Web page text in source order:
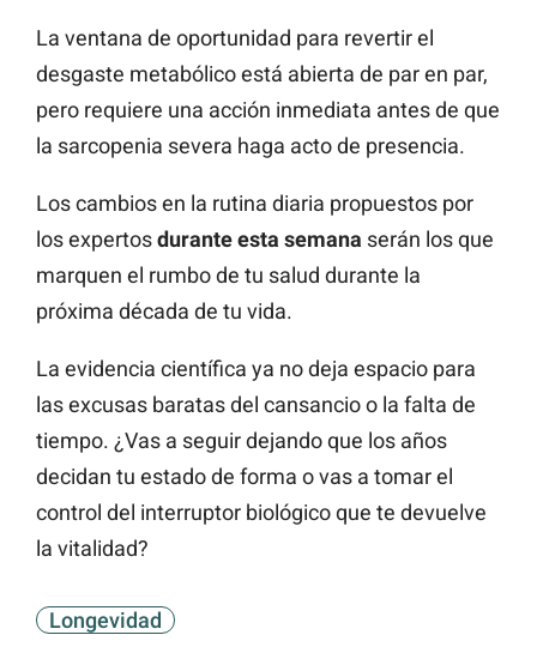
La ventana de oportunidad para revertir el
desgaste metabólico está abierta de par en par,
pero requiere una acción inmediata antes de que
la sarcopenia severa haga acto de presencia.
Los cambios en la rutina diaria propuestos por
los expertosdurante esta semana serán los que
marquen el rumbo de tu salud durante la
próxima década de tu vida.
La evidencia científica ya no deja espacio para
las excusas baratas del cansancio o la falta de
tiempo. ¿Vas a seguir dejando que los años
decidan tu estado de forma o vas a tomar el
control del interruptor biológico que te devuelve
la vitalidad?
Longevidad